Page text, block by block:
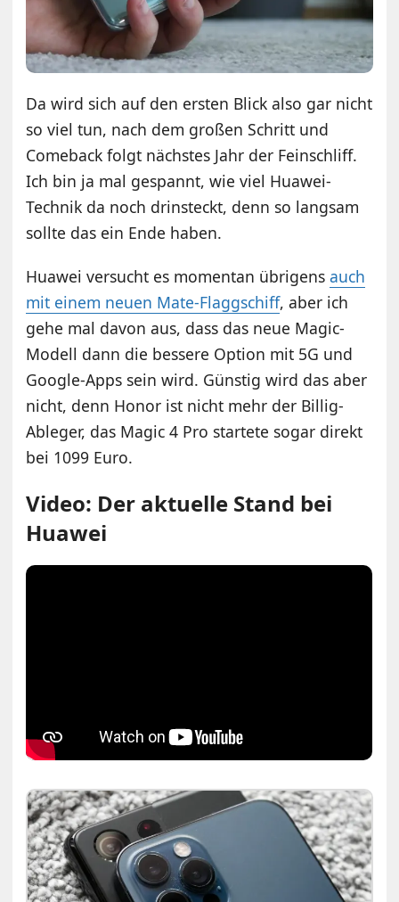
Da wird sich auf den ersten Blick also gar nicht
so viel tun, nach dem großen Schritt und
Comeback folgt nächstes Jahr der Feinschliff.
Ich bin ja mal gespannt, wie viel Huawei-
Technik da noch drinsteckt, denn so langsam
sollte das ein Ende haben.
Huawei versucht es momentan übrigensauch
mit einem neuen Mate-Flaggschiff, aber ich
gehe mal davon aus, dass das neue Magic-
Modell dann die bessere Option mit 5G und
Google-Apps sein wird. Günstig wird das aber
nicht, denn Honor ist nicht mehr der Billig-
Ableger, das Magic 4 Pro startete sogar direkt
bei 1099 Euro.
Video: Der aktuelle Stand bei
Huawei